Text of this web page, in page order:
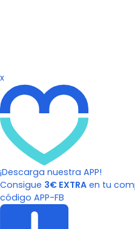
x
¡Descarga nuestra APP!
Consigue 3€ EXTRA en tu
código APP-FB